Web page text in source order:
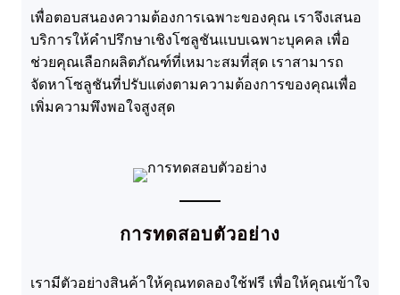
เพื่อตอบสนองความต้องการเฉพาะของคุณ เราจึงเสนอ
บริการให้คำปรึกษาเชิงโซลูชันแบบเฉพาะบุคคล เพื่อ
ช่วยคุณเลือกผลิตภัณฑ์ที่เหมาะสมที่สุด เราสามารถ
จัดหาโซลูชันที่ปรับแต่งตามความต้องการของคุณเพื่อ
เพิ่มความพึงพอใจสูงสุด
การทดสอบตัวอย่าง
เรามีตัวอย่างสินค้าให้คุณทดลองใช้ฟรี เพื่อให้คุณเข้าใจ